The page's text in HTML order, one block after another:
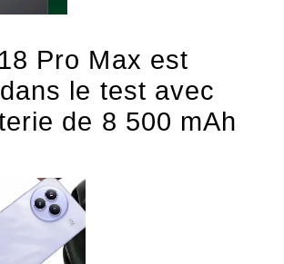
Pro Max est
le test avec
de 8 500 mAh